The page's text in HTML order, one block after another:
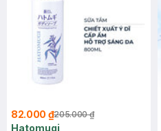
82.000 ₫205.000 ₫
Hatomugi